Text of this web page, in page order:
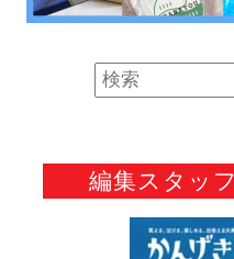
編集スタッ